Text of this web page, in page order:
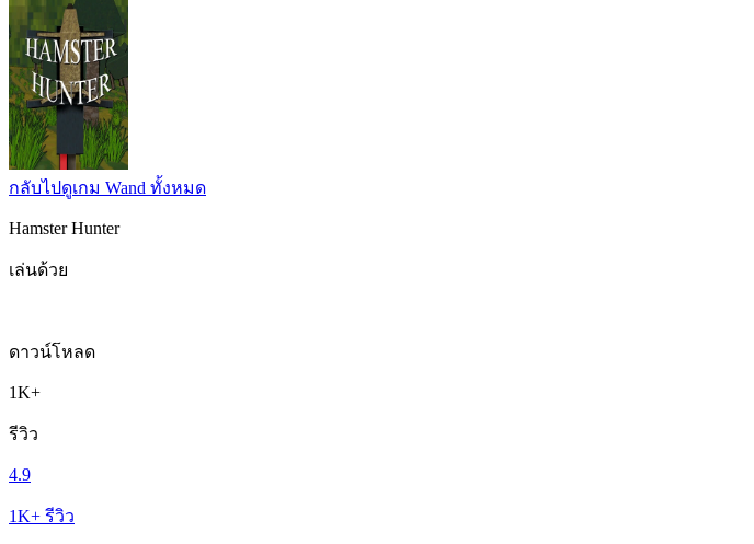
กลับไปดูเกม Wand ทั้งหมด
Hamster Hunter
เล่นด้วย
ดาวน์โหลด
1K+
รีวิว
4.9
1K+ รีวิว